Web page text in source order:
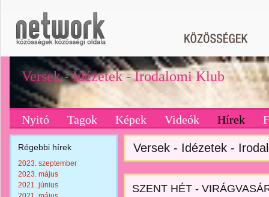
Versek - Idézetek - Irodalomi Klub
Nyitó Tagok Képek Videók Hírek
Régebbi hírek
2023. szeptember
2023. május
2021. június
Versek - Idézetek -
SZENT HÉT -